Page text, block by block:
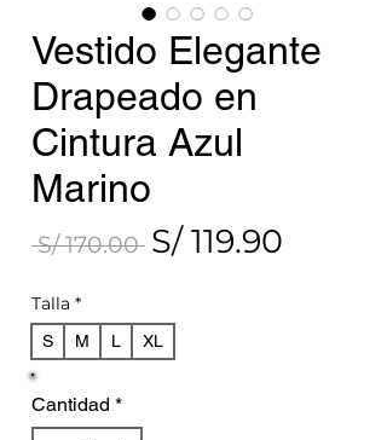
Vestido Elegante
Drapeado en
Cintura Azul
Marino
S/ 170.00 Precio
S/ 119.90
Talla *
S M L XL
Cantidad *